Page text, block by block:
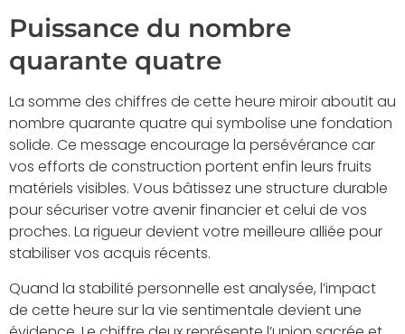
Puissance du nombre
quarante quatre
La somme des chiffres de cette heure miroir aboutit au
nombre quarante quatre qui symbolise une fondation
solide. Ce message encourage la persévérance car
vos efforts de construction portent enfin leurs fruits
matériels visibles. Vous bâtissez une structure durable
pour sécuriser votre avenir financier et celui de vos
proches. La rigueur devient votre meilleure alliée pour
stabiliser vos acquis récents.
Quand la stabilité personnelle est analysée, l’impact
de cette heure sur la vie sentimentale devient une